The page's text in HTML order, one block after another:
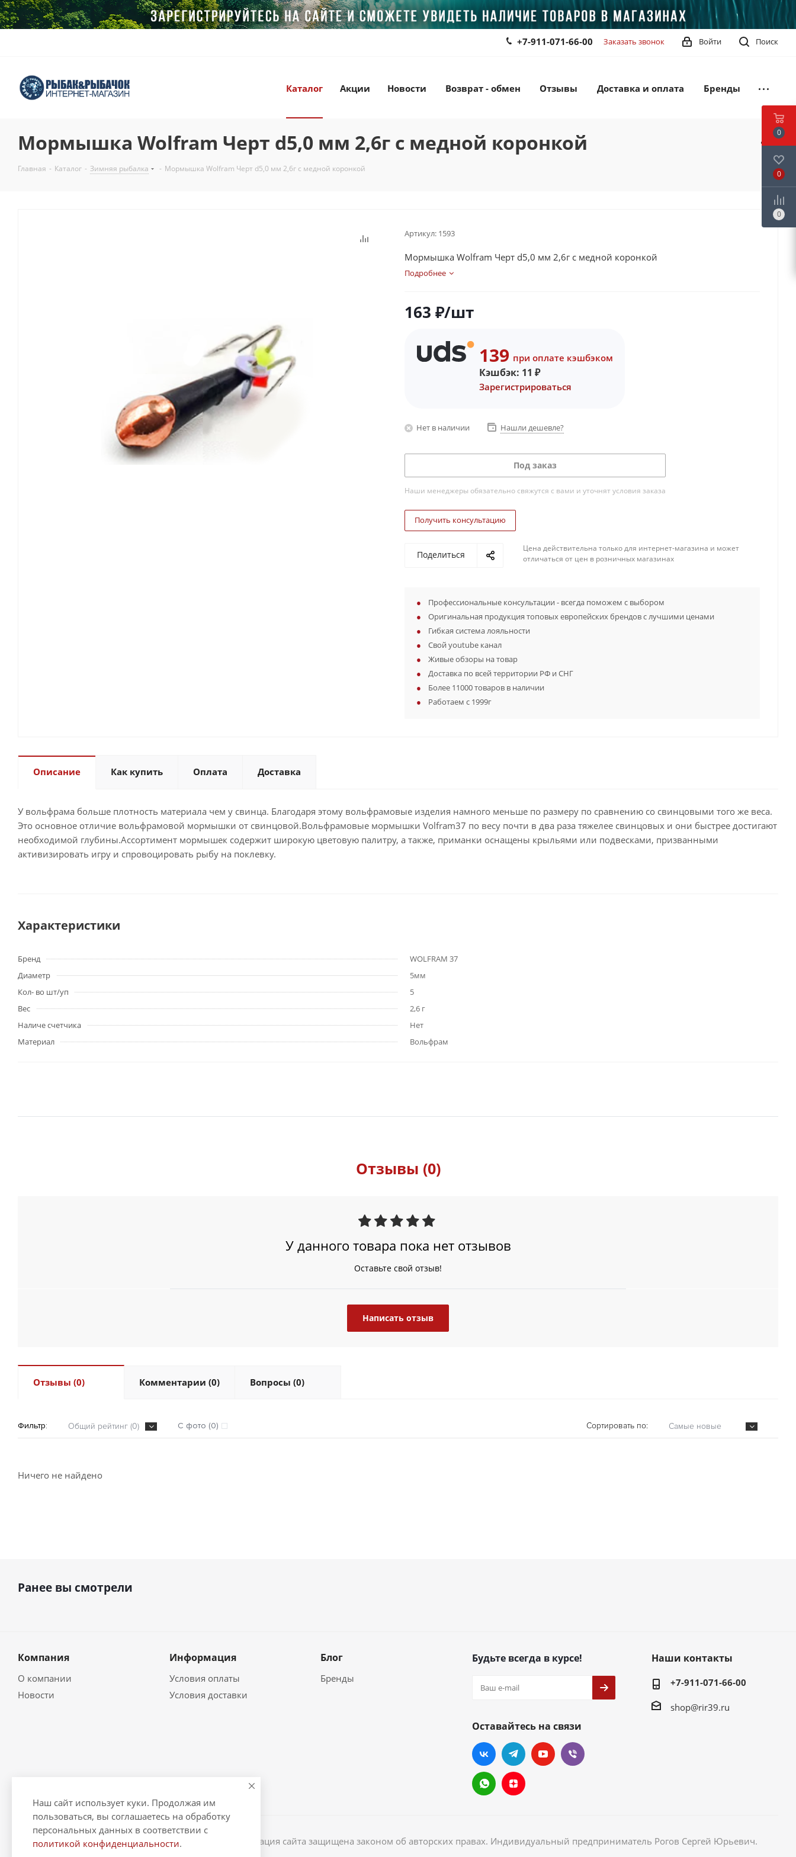
Поиск
Войти
+7-911-071-66-00 Заказать звонок
Каталог Акции Новости Возврат - обмен Отзывы Доставка и оплата Бренды
Мормышка Wolfram Черт d5,0 мм 2,6г с медной коронкой
Главная - Каталог - Зимняя рыбалка - Мормышка Wolfram Черт d5,0 мм 2,6г с медной коронкой
Артикул: 1593
Мормышка Wolfram Черт d5,0 мм 2,6г с медной коронкой
Подробнее
163 ₽/шт
139 при оплате кэшбэком
Кэшбэк: 11 ₽
Зарегистрироваться
Нет в наличии Нашли дешевле?
Под заказ
Наши менеджеры обязательно свяжутся с вами и уточнят условия заказа
Получить консультацию
Поделиться
Цена действительна только для интернет-магазина и может
отличаться от цен в розничных магазинах
Профессиональные консультации - всегда поможем с выбором
Оригинальная продукция топовых европейских брендов с лучшими ценами
Гибкая система лояльности
Свой youtube канал
Живые обзоры на товар
Доставка по всей территории РФ и СНГ
Более 11000 товаров в наличии
Работаем с 1999г
Описание Как купить Оплата Доставка
У вольфрама больше плотность материала чем у свинца. Благодаря этому вольфрамовые изделия намного меньше по размеру по сравнению со свинцовыми того же веса.
Это основное отличие вольфрамовой мормышки от свинцовой.Вольфрамовые мормышки Volfram37 по весу почти в два раза тяжелее свинцовых и они быстрее достигают
необходимой глубины.Ассортимент мормышек содержит широкую цветовую палитру, а также, приманки оснащены крыльями или подвесками, призванными
активизировать игру и спровоцировать рыбу на поклевку.
Характеристики
Бренд
WOLFRAM 37
Диаметр
5мм
Кол- во шт/уп
5
Вес
2,6 г
Наличе счетчика
Нет
Материал
Вольфрам
Отзывы (0)
У данного товара пока нет отзывов
Оставьте свой отзыв!
Написать отзыв
Отзывы (0) Комментарии (0) Вопросы (0)
Фильтр: Общий рейтинг (0) С фото (0) Сортировать по: Самые новые
Ничего не найдено
Ранее вы смотрели
Компания
О компании
Новости
Информация
Условия оплаты
Условия доставки
Блог
Бренды
Будьте всегда в курсе!
Оставайтесь на связи
Наши контакты
+7-911-071-66-00
shop@rir39.ru
2026 © "Рыбак и Рыбачок" - интернет-магазин Информация сайта защищена законом об авторских правах. Индивидуальный предприниматель Рогов Сергей Юрьевич.
0
0
0
Наш сайт использует куки. Продолжая им
пользоваться, вы соглашаетесь на обработку
персональных данных в соответствии с
политикой конфиденциальности.